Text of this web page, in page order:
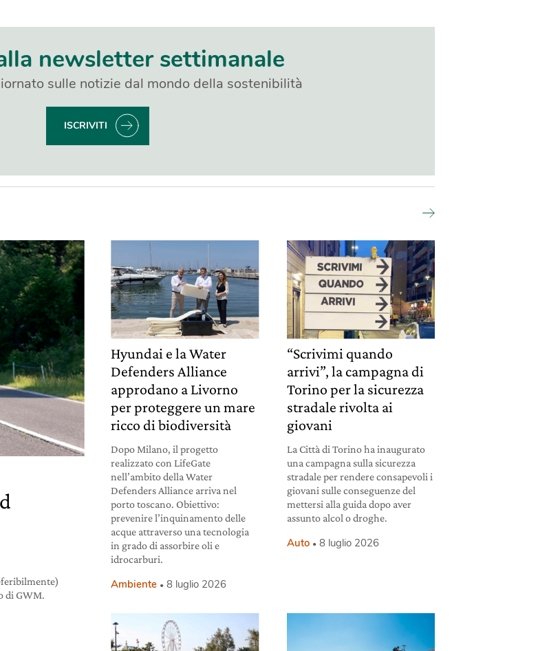
newsletter settimanale
sulle notizie dal mondo della sostenibilità
ISCRIVITI
di GWM.
Hyundai e la Water
Defenders Alliance
approdano a Livorno
per proteggere un mare
ricco di biodiversità
Dopo Milano, il progetto
realizzato con LifeGate
nell’ambito della Water
Defenders Alliance arriva nel
porto toscano. Obiettivo:
prevenire l’inquinamento delle
acque attraverso una tecnologia
in grado di assorbire oli e
idrocarburi.
Ambiente 8 luglio 2026
“Scrivimi quando
arrivi”, la campagna di
Torino per la sicurezza
stradale rivolta ai
giovani
La Città di Torino ha inaugurato
una campagna sulla sicurezza
stradale per rendere consapevoli i
giovani sulle conseguenze del
mettersi alla guida dopo aver
assunto alcol o droghe.
Auto 8 luglio 2026